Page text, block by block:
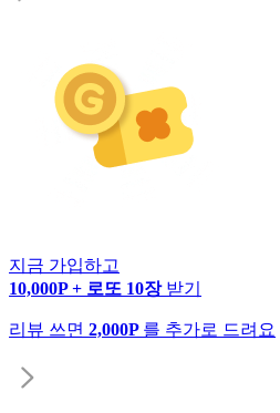
지금 가입하고
10,000P + 로또 10장 받기
리뷰 쓰면 2,000P 를 추가로 드려요